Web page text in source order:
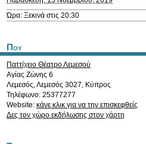
Ώρα: Ξεκινά στις 20:30
Που
Παττίχειο Θέατρο Λεμεσού
Αγίας Ζώνης 6
Λεμεσός,Λεμεσός 3027, Κύπρος
Τηλέφωνο: 25377277
Website: κάνε κλικ για να την επισκεφθείς
Δες τον χώρο εκδήλωσης στον χάρτη